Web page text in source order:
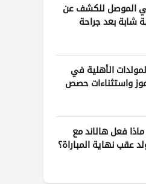
الموصل للكشف عن
شابة بعد جراحة
الأهلية في
واستثناءات حصص
ماذا فعل هالاند مع
عقب نهاية المباراة؟